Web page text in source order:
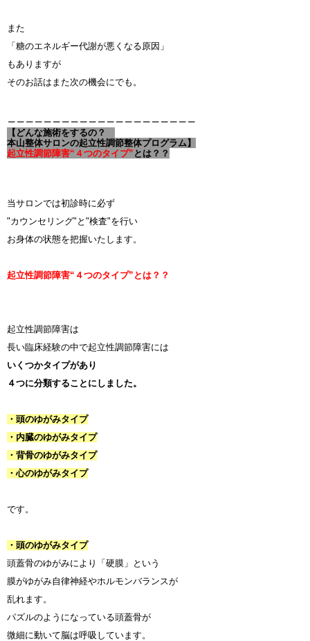
また
「糖のエネルギー代謝が悪くなる原因」
もありますが
そのお話はまた次の機会にでも。
【どんな施術をするの？
本山整体サロンの起立性調節整体プログラム】
起立性調節障害“４つのタイプ” とは？？
当サロンでは初診時に必ず
"カウンセリング"と"検査"を行い
お身体の状態を把握いたします。
起立性調節障害“４つのタイプ”とは？？
起立性調節障害は
長い臨床経験の中で起立性調節障害には
いくつかタイプがあり
４つに分類することにしました。
・頭のゆがみタイプ
・内臓のゆがみタイプ
・背骨のゆがみタイプ
・心のゆがみタイプ
です。
・頭のゆがみタイプ
頭蓋骨のゆがみにより「硬膜」という
膜がゆがみ自律神経やホルモンバランスが
乱れます。
パズルのようになっている頭蓋骨が
微細に動いて脳は呼吸しています。